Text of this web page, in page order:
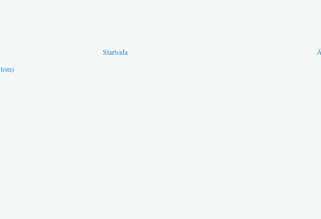
Startsida